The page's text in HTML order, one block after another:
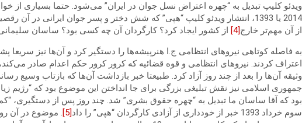
ویدئو کلیپ تبدیل به “چهره اعتراض نسل جوان در ایران” می‌شود. حتما بسیاری از
2014 یا 1393، انتشار ویدئو کلیپ “هپی” که شش دختر و پسر جوان ایرانی در
از آن مهم‌تر خارج[4]
از کشور ایجاد کرد؟ کارگردان آن چه کسی بود؟ ساسان
به فاصله کوتاهی نیروهای انتظامی ج.ا هنرپیشه‌ها را دستگیر کرد و آن‌ها نیز
اعتراف کردند. نیروهای انتظامی و قوه قضائیه که کرور کرور حکم اعدام صادر
وثیقه آن‌ها را بعد از چند روز آزاد کرد. طبیعتا خبر بازداشت آن‌ها که بازتاب وسیع
جمهوری اسلامی نیز نقش تبلیغی بزرگی برای جا انداختن این موضوع بود که “رژیم
بود که آقا ساسان ما تبدیل به “چهره حقوق بشری” شد. چند روز پس از دستگیری،
سوم خرداد 1393 خبر از خودداری از آزادی کارگردان “هپی” را داد
[5]
. موضوع در آن